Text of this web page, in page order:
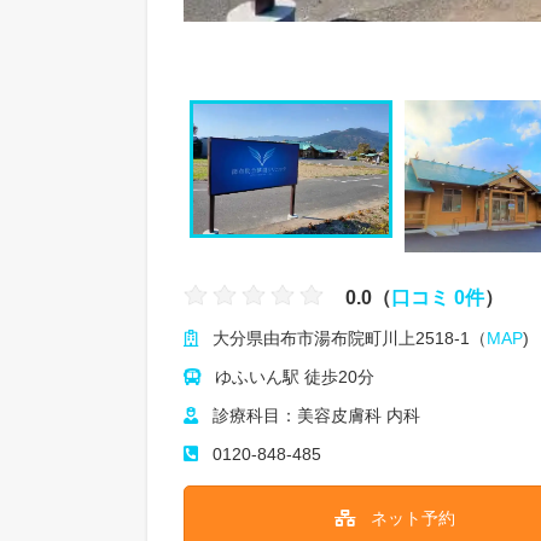
0.0（口コミ 0件）
大分県由布市湯布院町川上2518-1（MAP)
ゆふいん駅 徒歩20分
診療科目：美容皮膚科 内科
0120-848-485
ネット予約